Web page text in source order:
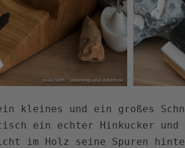
kleines und ein großes
ein echter Hinkucker
im Holz seine Spuren